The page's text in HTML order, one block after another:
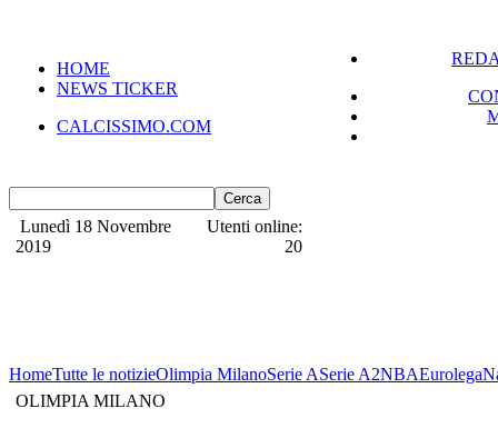
HOME
NEWS TICKER
CALCISSIMO.COM
Lunedì 18 Novembre
2019
Utenti online:
20
HomeTutte le notizieOlimpia MilanoSerie ASerie A2NBAEurolega
OLIMPIA MILANO